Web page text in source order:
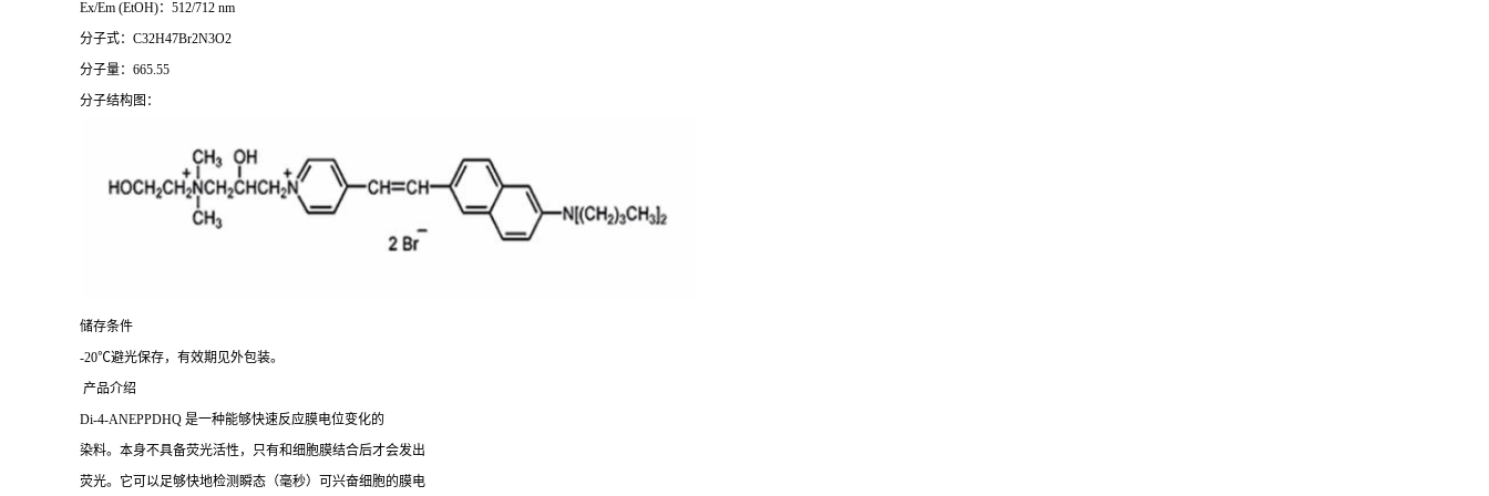
Ex/Em (EtOH)：512/712 nm
分子式：C32H47Br2N3O2
分子量：665.55
分子结构图：
储存条件
-20℃避光保存，有效期见外包装。
产品介绍
Di-4-ANEPPDHQ 是一种能够快速反应膜电位变化的
染料。本身不具备荧光活性，只有和细胞膜结合后才会发出
荧光。它可以足够快地检测瞬态（毫秒）可兴奋细胞的膜电